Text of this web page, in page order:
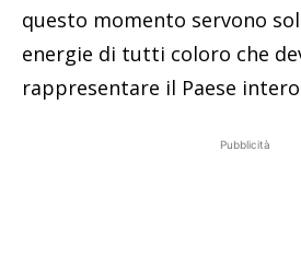
questo momento servono
energie di tutti coloro che
rappresentare il Paese
Pubblicità